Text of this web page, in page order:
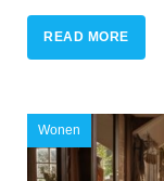
READ MORE
Wonen